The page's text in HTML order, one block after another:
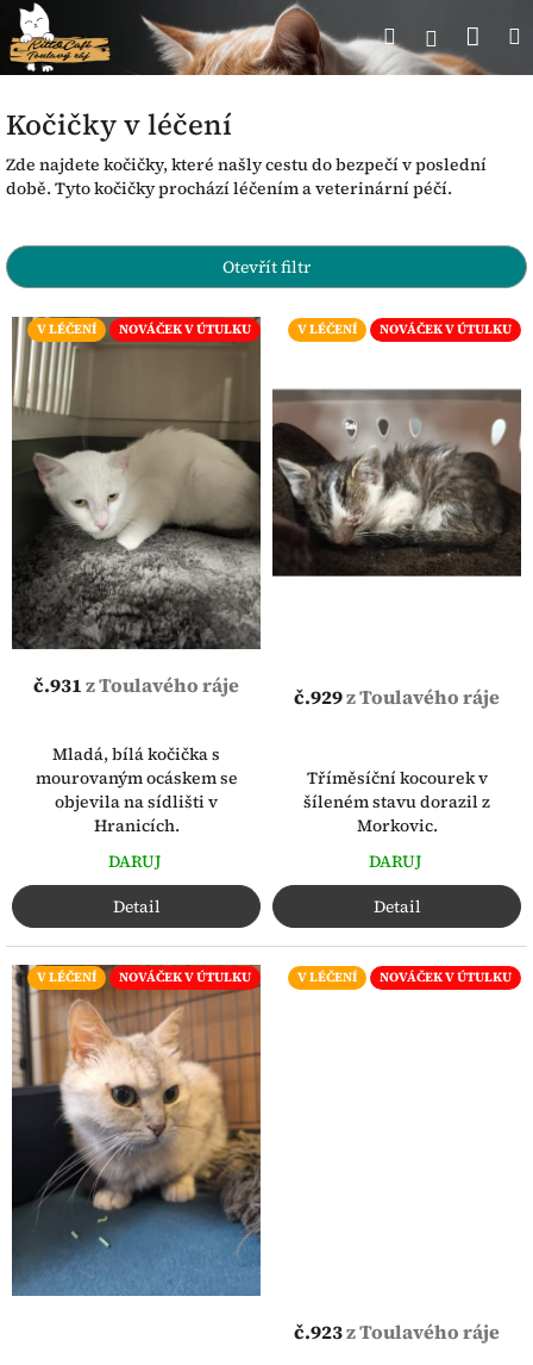
Přejít
na
obsah
Hledat
Kočičky v léčení
Zde najdete kočičky, které našly cestu do bezpečí v poslední
době. Tyto kočičky prochází léčením a veterinární péčí.
a
z
e
n
p
o
ů
Otevřít filtr
V
ý
p
k
t
ů
V LÉČENÍ NOVÁČEK V ÚTULKU
č.931z Toulavého ráje
Mladá, bílá kočička s
mourovaným ocáskem se
objevila na sídlišti v
Hranicích.
DARUJ
Detail
V LÉČENÍ NOVÁČEK V ÚTULKU
č.929z Toulavého ráje
Tříměsíční kocourek v
šíleném stavu dorazil z
Morkovic.
DARUJ
Detail
V LÉČENÍ NOVÁČEK V ÚTULKU V LÉČENÍ NOVÁČEK V ÚTULKU
č.923z Toulavého ráje